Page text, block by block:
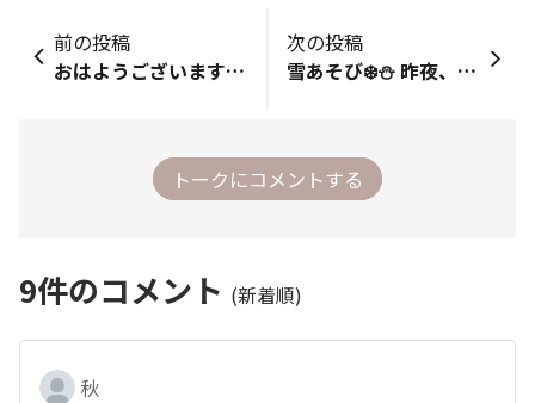
前の投稿
おはようございます🥰 先日、東京メトロの千代田線に乗った際、VERY×マー＆ミーLatteのコラボ広告のトレインジャック(?)に遭遇しました！ 椅子の上は別の広告でしたが、天井から下がっている広告は全てVERY×マー＆ミーLatteの、あのすてきなお写真がずらり！ 思わず「写真撮りたい～！！！」と思ったのですが、さすがに多くのお客さんが乗っている車内では難しく、泣く泣くあきらめました😭娘たちにも見せたかったです。 🚃の中でも少～しだけお風呂のほっこり気分🛀を味わえました(笑) どちらの電車で、そしていつまで実施予定でしょうか？ クラシエの方々、もし可能であれば教えてくださいー！ またあの電車に会えたら嬉しいなぁと思っております🚃
次の投稿
雪あそび❄️⛄️ 昨夜、関東にも雪がパラパラと降りまして。 お風呂に入ったあとだったのですが、 雪が少し積もっていると知り、 👦「遊んでいい？」 と。関東で雪は珍しいので、（風邪ひかないでよー）と思いつつ、 家のそばで少し遊んでました⛄️ 家に戻って再度お風呂へ。 🛁→⛄️→🛁 と、なりました♨️ 今朝は、 👦「まだ、雪だるま残ってるかな？」 と、気にしていましたが、今朝も残ってました⛄️ みなさん暖かくして過ごしてくださいね☺️ そして、 湿気まじりの日には、「ma＆me クリーム」を付けるとまとまりやすく◎ 乾燥が激しく、ダウンやマフラー🧣で静電気フワ―ッとなる髪には「ma＆me ブラッシング オイルミスト」をシュッとしておくと軽減させられますよ◎ よかったらお試しください👐
トークにコメントする
9件のコメント (新着順)
秋